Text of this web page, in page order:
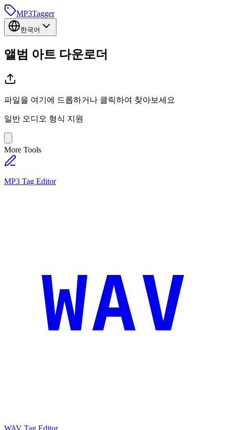
MP3Tagger
한국어
앨범 아트 다운로더
파일을 여기에 드롭하거나 클릭하여 찾아보세요
일반 오디오 형식 지원
More Tools
MP3 Tag Editor
WAV
WAV Tag Editor